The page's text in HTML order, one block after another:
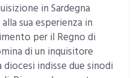
in Sardegna
sua esperienza in
per il Regno di
di un inquisitore
indisse due sinodi